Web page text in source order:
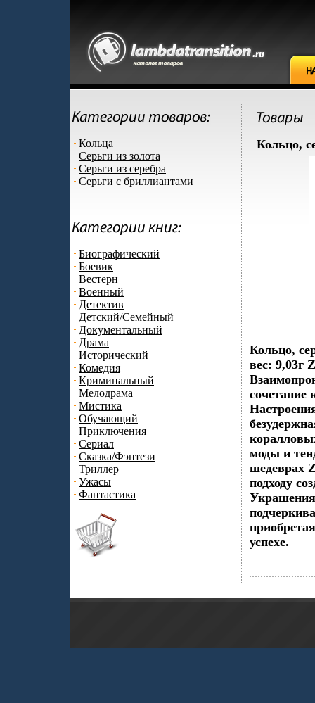
Кольца
Серьги из золота
Серьги из серебра
Серьги с бриллиантами
Биографический
Боевик
Вестерн
Военный
Детектив
Детский/Семейный
Документальный
Драма
Исторический
Комедия
Криминальный
Мелодрама
Мистика
Обучающий
Приключения
Сериал
Сказка/Фэнтези
Триллер
Ужасы
Фантастика
Кольцо,
Кольцо,
вес: 9,03г
сочетание
моды и
шедеврах
подходу
успехе.